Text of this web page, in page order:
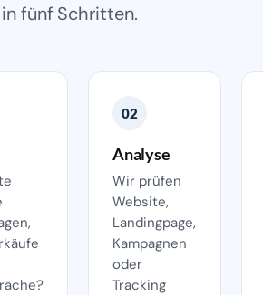
fünf Schritten.
02
Analyse
Wir prüfen
Website,
Landingpage,
Kampagnen
oder
Tracking